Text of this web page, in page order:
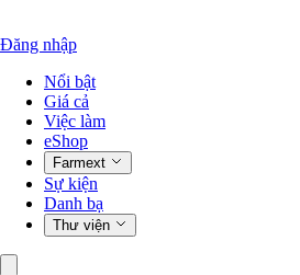
Đăng nhập
Nổi bật
Giá cả
Việc làm
eShop
Farmext
Sự kiện
Danh bạ
Thư viện